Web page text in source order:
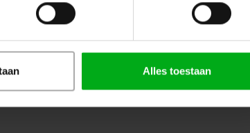
Alles toestaan
DMX apparaten worden ge-updatet. en groepen worden
de groupremote.
A, Output: 1x XLR/5p female